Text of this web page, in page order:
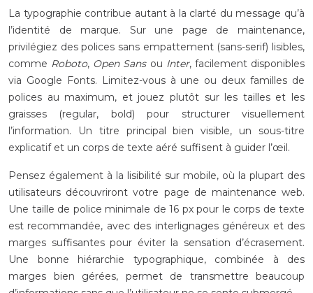
La typographie contribue autant à la clarté du message qu’à
l’identité de marque. Sur une page de maintenance,
privilégiez des polices sans empattement (sans-serif) lisibles,
comme Roboto, Open Sansou Inter, facilement disponibles
via Google Fonts. Limitez-vous à une ou deux familles de
polices au maximum, et jouez plutôt sur les tailles et les
graisses (regular, bold) pour structurer visuellement
l’information. Un titre principal bien visible, un sous-titre
explicatif et un corps de texte aéré suffisent à guider l’œil.
Pensez également à la lisibilité sur mobile, où la plupart des
utilisateurs découvriront votre page de maintenance web.
Une taille de police minimale de 16 px pour le corps de texte
est recommandée, avec des interlignages généreux et des
marges suffisantes pour éviter la sensation d’écrasement.
Une bonne hiérarchie typographique, combinée à des
marges bien gérées, permet de transmettre beaucoup